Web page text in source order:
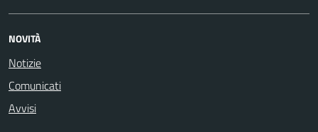
NOVITÀ
Notizie
Comunicati
Avvisi